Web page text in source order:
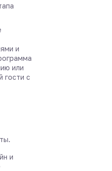
и
или
гости с
и